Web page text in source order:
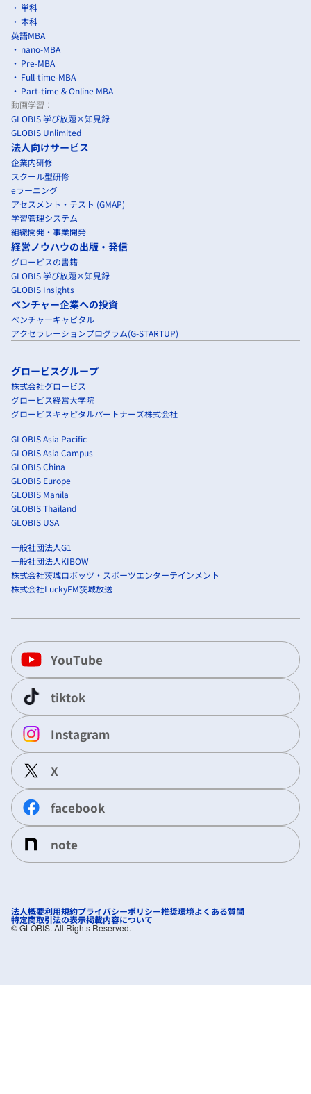
単科
本科
英語MBA
nano-MBA
Pre-MBA
Full-time-MBA
Part-time & Online MBA
動画学習：
GLOBIS 学び放題×知見録
GLOBIS Unlimited
法人向けサービス
企業内研修
スクール型研修
eラーニング
アセスメント・テスト (GMAP)
学習管理システム
組織開発・事業開発
経営ノウハウの出版・発信
グロービスの書籍
GLOBIS 学び放題×知見録
GLOBIS Insights
ベンチャー企業への投資
ベンチャーキャピタル
アクセラレーションプログラム(G-STARTUP)
グロービスグループ
株式会社グロービス
グロービス経営大学院
グロービスキャピタルパートナーズ株式会社
GLOBIS Asia Pacific
GLOBIS Asia Campus
GLOBIS China
GLOBIS Europe
GLOBIS Manila
GLOBIS Thailand
GLOBIS USA
一般社団法人G1
一般社団法人KIBOW
株式会社茨城ロボッツ・スポーツエンターテインメント
株式会社LuckyFM茨城放送
YouTube
tiktok
Instagram
X
facebook
note
法人概要利用規約プライバシーポリシー推奨環境よくある質問
特定商取引法の表示掲載内容について
©︎ GLOBIS. All Rights Reserved.